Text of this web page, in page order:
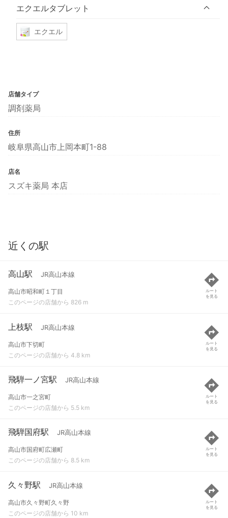
エクエルタブレット
エクエル
店舗タイプ
調剤薬局
住所
岐阜県高山市上岡本町1-88
店名
スズキ薬局 本店
近くの駅
高山駅 JR高山本線
高山市昭和町１丁目
このページの店舗から 826 m
ルート
を見る
上枝駅 JR高山本線
高山市下切町
このページの店舗から 4.8 km
ルート
を見る
飛騨一ノ宮駅 JR高山本線
高山市一之宮町
このページの店舗から 5.5 km
ルート
を見る
飛騨国府駅 JR高山本線
高山市国府町広瀬町
このページの店舗から 8.5 km
ルート
を見る
久々野駅 JR高山本線
高山市久々野町久々野
このページの店舗から 10 km
ルート
を見る